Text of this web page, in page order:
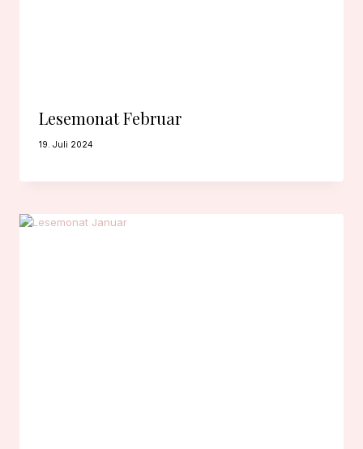
Lesemonat Februar
19. Juli 2024